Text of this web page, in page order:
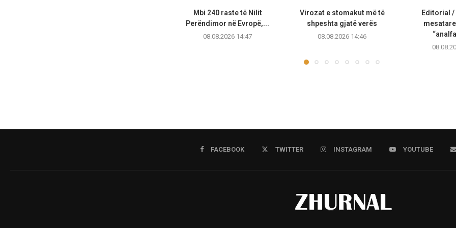
Mbi 240 raste të Nilit
Perëndimor në Evropë,...
08.08.2026 14:47
Virozat e stomakut më të
shpeshta gjatë verës
08.08.2026 14:46
Editorial /
FACEBOOK TWITTER INSTAGRAM YOUTUBE